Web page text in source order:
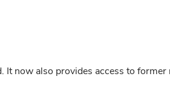
now also provides access to